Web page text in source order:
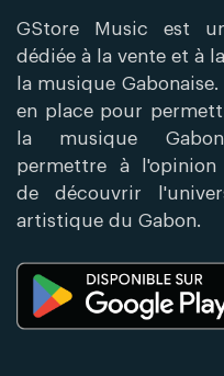
GStore Music est
dédiée à la vente et à
la musique
en place pour
la musique
permettre à l'opinion
de découvrir
artistique du Gabon.